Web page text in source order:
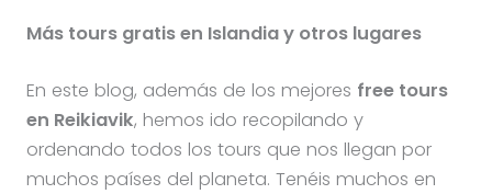
Más tours gratis en Islandia y otros lugares
En este blog, además de los mejores free tours
en Reikiavik, hemos ido recopilando y
ordenando todos los tours que nos llegan por
muchos países del planeta. Tenéis muchos en